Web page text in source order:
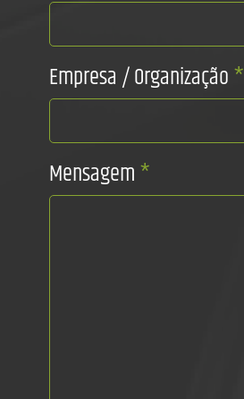
Empresa / Organização*
Mensagem*